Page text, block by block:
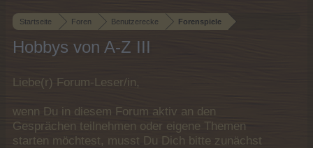
Startseite Foren Benutzerecke Forenspiele
Hobbys von A-Z III
Liebe(r) Forum-Leser/in,
wenn Du in diesem Forum aktiv an den
Gesprächen teilnehmen oder eigene Themen
starten möchtest, musst Du Dich bitte zunächst